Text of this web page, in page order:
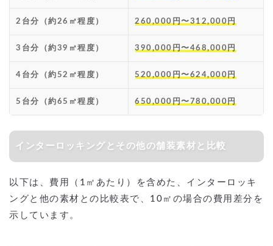
2台分（約26㎡程度） 260,000円〜312,000円
3台分（約39㎡程度） 390,000円〜468,000円
4台分（約52㎡程度） 520,000円〜624,000円
5台分（約65㎡程度） 650,000円〜780,000円
インターロッキングとその他の舗装素材と比較
以下は、費用（1㎡あたり）を含めた、インターロッキ
ングと他の素材との比較表で、10㎡の場合の費用差分を
示しています。